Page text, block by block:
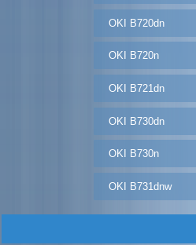
OKI B720dn
OKI B720n
OKI B721dn
OKI B730dn
OKI B730n
OKI B731dnw